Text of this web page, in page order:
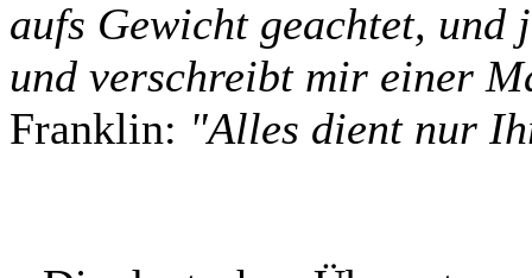
aufs Gewicht geachtet,
und verschreibt mir einer
Franklin: "Alles dient nur